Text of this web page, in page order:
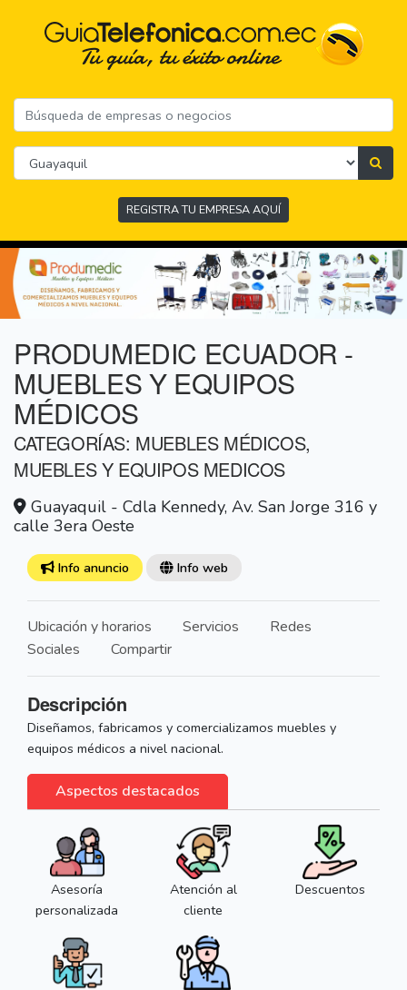
REGISTRA TU EMPRESA AQUÍ
PRODUMEDIC ECUADOR -
MUEBLES Y EQUIPOS
MÉDICOS
CATEGORÍAS: MUEBLES MÉDICOS,
MUEBLES Y EQUIPOS MEDICOS
Guayaquil - Cdla Kennedy, Av. San Jorge 316 y
calle 3era Oeste
Info anuncio Info web
Ubicación y horarios Servicios
Redes
Sociales
Compartir
Descripción
Diseñamos, fabricamos y comercializamos muebles y
equipos médicos a nivel nacional.
Aspectos destacados
Asesoría
personalizada
Atención al
cliente
Descuentos